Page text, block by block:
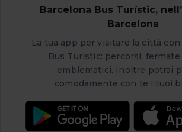
Barcelona Bus Turístic,
Barcelona
La tua app per visitare la città
Bus Turístic: percorsi,
emblematici. Inoltre potrai
comodamente con te i tuoi